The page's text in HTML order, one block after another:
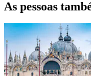
As pessoas